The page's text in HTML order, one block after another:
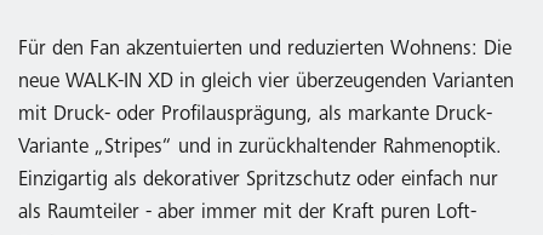
Für den Fan akzentuierten und reduzierten Wohnens: Die
neue WALK-IN XD in gleich vier überzeugenden Varianten
mit Druck- oder Profilausprägung, als markante Druck-
Variante „Stripes“ und in zurückhaltender Rahmenoptik.
Einzigartig als dekorativer Spritzschutz oder einfach nur
als Raumteiler - aber immer mit der Kraft puren Loft-